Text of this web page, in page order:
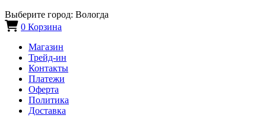
Выберите город: Вологда
0 Корзина
Магазин
Трейд-ин
Контакты
Платежи
Оферта
Политика
Доставка